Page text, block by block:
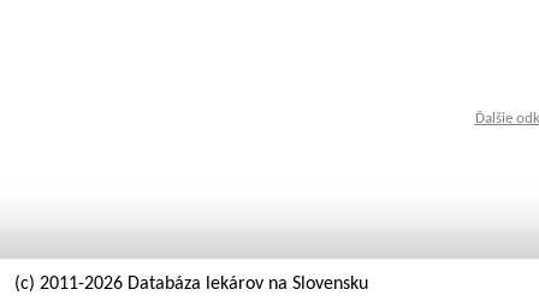
Ďalšie
(c) 2011-2026 Databáza lekárov na Slovensku